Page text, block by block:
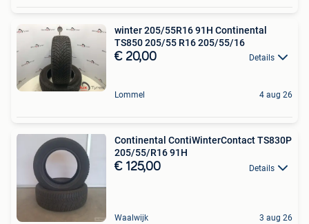
winter 205/55R16 91H Continental
TS850 205/55 R16 205/55/16
€ 20,00 Details
Lommel 4 aug 26
Continental ContiWinterContact TS830P
205/55/R16 91H
€ 125,00 Details
Waalwijk 3 aug 26